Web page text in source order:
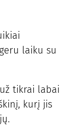
laiku su
tikrai labai
kurį jis